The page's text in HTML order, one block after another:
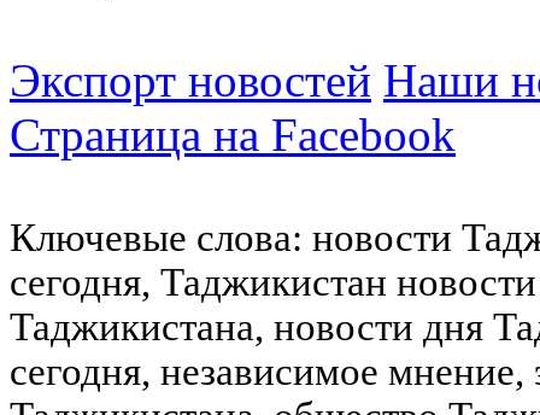
Экспорт новостей Наши
Страница на Facebook
Ключевые слова: новости
сегодня, Таджикистан
Таджикистана, новости дня
сегодня, независимое